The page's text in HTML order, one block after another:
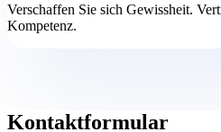
Verschaffen Sie sich Gewissheit.
Kompetenz.
Kontaktformular